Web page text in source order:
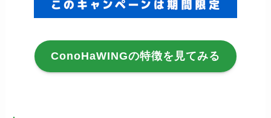
ConoHaWINGの特徴を見てみる